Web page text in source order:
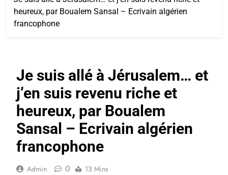
heureux, par Boualem Sansal – Ecrivain algérien
francophone
Je suis allé à Jérusalem… et
j’en suis revenu riche et
heureux, par Boualem
Sansal – Ecrivain algérien
francophone
Admin 0 13 Mins